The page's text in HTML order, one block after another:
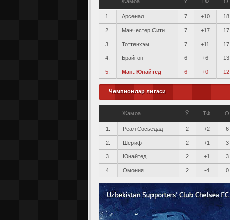
1. Арсенал 7 +10 18
2. Манчестер Сити 7 +17 17
3. Тоттенхэм 7 +11 17
4. Брайтон 6 +6 13
5. Ман. Юнайтед 6 +0 12
Чемпионлар лигаси
Жамоа Ў ТФ О
1. Реал Сосьедад 2 +2 6
2. Шериф 2 +1 3
3. Юнайтед 2 +1 3
4. Омония 2 -4 0